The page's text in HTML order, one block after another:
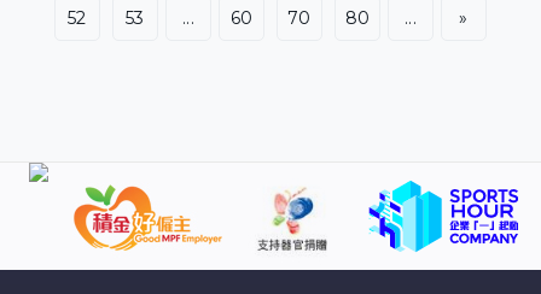
年。 法院指尹錫悅等人於2024年10月指示軍方派遣無人
悅否認控罪，律師團隊指他指示對朝派遣無人機是回應北
韓投放數千個垃圾氣球，跟戒嚴無關，表明會上訴。 尹錫
悅被控的8宗刑事案中，至今有一半已一審判決，其中干犯
內亂罪於2月19日被判終身監禁。
52 53 ... 60 70 80 ... »